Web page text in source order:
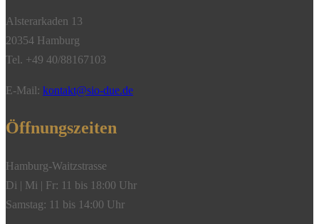
Gelbgold"
Menge
Alsterarkaden 13
20354 Hamburg
Tel. +49 40/88167103
E-Mail: kontakt@sio-due.de
Öffnungszeiten
Hamburg-Waitzstrasse
Di | Mi | Fr: 11 bis 18:00 Uhr
Samstag: 11 bis 14:00 Uhr